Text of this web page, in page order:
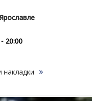
20:00
накладки